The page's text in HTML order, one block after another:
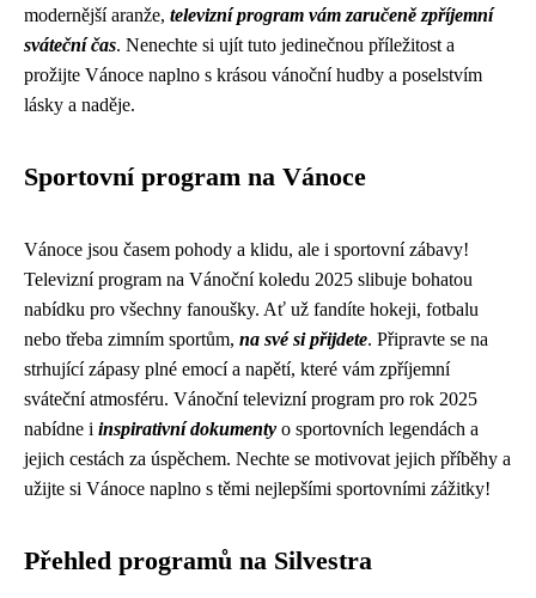
modernější aranže, televizní program vám zaručeně zpříjemní
sváteční čas. Nenechte si ujít tuto jedinečnou příležitost a
prožijte Vánoce naplno s krásou vánoční hudby a poselstvím
lásky a naděje.
Sportovní program na Vánoce
Vánoce jsou časem pohody a klidu, ale i sportovní zábavy!
Televizní program na Vánoční koledu 2025 slibuje bohatou
nabídku pro všechny fanoušky. Ať už fandíte hokeji, fotbalu
nebo třeba zimním sportům, na své si přijdete. Připravte se na
strhující zápasy plné emocí a napětí, které vám zpříjemní
sváteční atmosféru. Vánoční televizní program pro rok 2025
nabídne i inspirativní dokumenty o sportovních legendách a
jejich cestách za úspěchem. Nechte se motivovat jejich příběhy a
užijte si Vánoce naplno s těmi nejlepšími sportovními zážitky!
Přehled programů na Silvestra